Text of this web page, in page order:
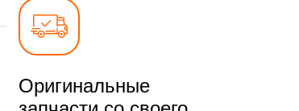
Оригинальные